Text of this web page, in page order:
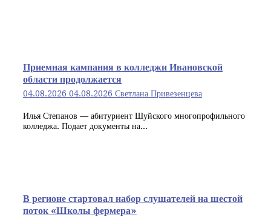
Приемная кампания в колледжи Ивановской
области продолжается
04.08.2026 04.08.2026 Светлана Привезенцева
Илья Степанов — абитуриент Шуйского многопрофильного
колледжа. Подает документы на...
В регионе стартовал набор слушателей на шестой
поток «Школы фермера»